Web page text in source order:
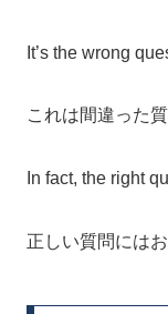
It’s the wrong
これは間違った質
In fact, the right
正しい質問には